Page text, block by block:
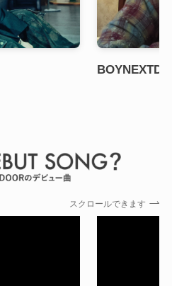
スクロールできます